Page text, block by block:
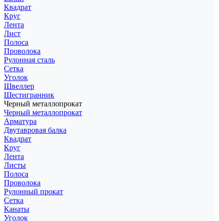
Квадрат
Круг
Лента
Лист
Полоса
Проволока
Рулонная сталь
Сетка
Уголок
Швеллер
Шестигранник
Черный металлопрокат
Черный металлопрокат
Арматура
Двутавровая балка
Квадрат
Круг
Лента
Листы
Полоса
Проволока
Рулонный прокат
Сетка
Канаты
Уголок